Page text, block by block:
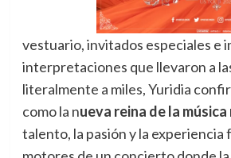
vestuario, invitados especiales e
interpretaciones que llevaron a
literalmente a miles, Yuridia
como la nueva reina de la música
talento, la pasión y la experiencia